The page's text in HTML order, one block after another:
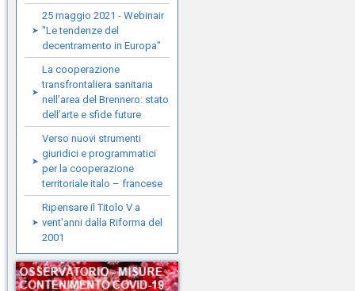
25 maggio 2021 - Webinair
"Le tendenze del
decentramento in Europa"
La cooperazione
transfrontaliera sanitaria
nell’area del Brennero: stato
dell’arte e sfide future
Verso nuovi strumenti
giuridici e programmatici
per la cooperazione
territoriale italo – francese
Ripensare il Titolo V a
vent’anni dalla Riforma del
2001